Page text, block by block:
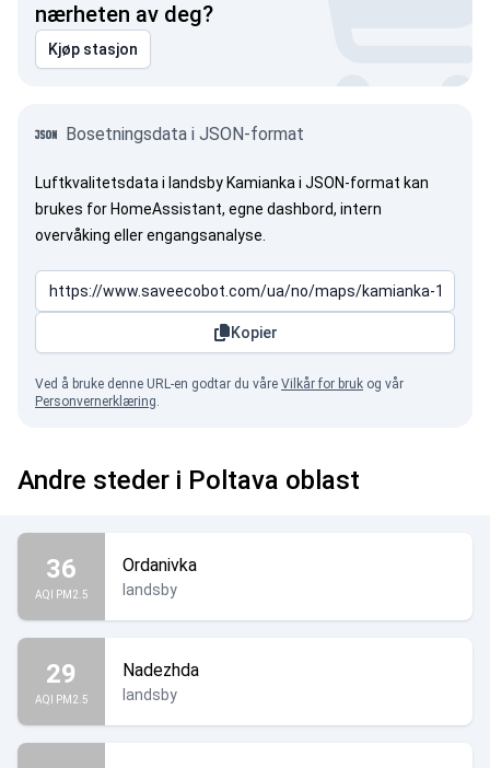
nærheten av deg?
Kjøp stasjon
Bosetningsdata i JSON-format
Luftkvalitetsdata i landsby Kamianka i JSON-format kan
brukes for HomeAssistant, egne dashbord, intern
overvåking eller engangsanalyse.
Kopier
Ved å bruke denne URL-en godtar du våre Vilkår for bruk og vår
Personvernerklæring.
Andre steder i Poltava oblast
36
AQI PM2.5
Ordanivka
landsby
29
AQI PM2.5
Nadezhda
landsby